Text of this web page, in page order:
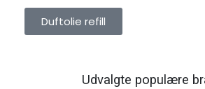
Duftolie refill
Udvalgte populære